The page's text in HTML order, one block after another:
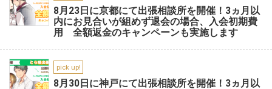
8月23日に京都にて出張相談所を開催！3ヵ月以
内にお見合いが組めず退会の場合、入会初期費
用 全額返金のキャンペーンも実施します
pick up!
8月30日に神戸にて出張相談所を開催！3ヵ月以